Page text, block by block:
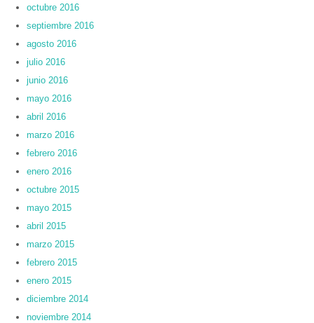
octubre 2016
septiembre 2016
agosto 2016
julio 2016
junio 2016
mayo 2016
abril 2016
marzo 2016
febrero 2016
enero 2016
octubre 2015
mayo 2015
abril 2015
marzo 2015
febrero 2015
enero 2015
diciembre 2014
noviembre 2014